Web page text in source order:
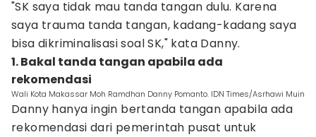
"SK saya tidak mau tanda tangan dulu. Karena
saya trauma tanda tangan, kadang-kadang saya
bisa dikriminalisasi soal SK," kata Danny.
1. Bakal tanda tangan apabila ada
rekomendasi
Wali Kota Makassar Moh Ramdhan Danny Pomanto. IDN Times/Asrhawi Muin
Danny hanya ingin bertanda tangan apabila ada
rekomendasi dari pemerintah pusat untuk